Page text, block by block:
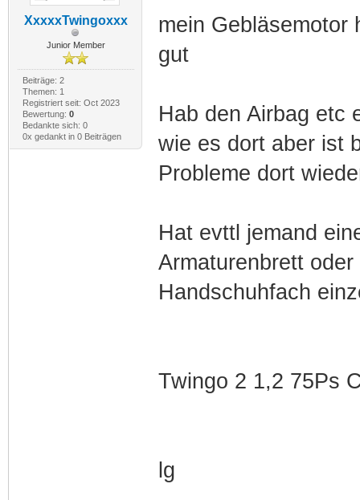
XxxxxTwingoxxx
Junior Member
Beiträge: 2
Themen: 1
Registriert seit: Oct 2023
Bewertung: 0
Bedankte sich: 0
0x gedankt in 0 Beiträgen
mein Gebläsemotor
gut
Hab den Airbag etc
wie es dort aber ist
Probleme dort
Hat evttl jemand
Armaturenbrett
Handschuhfach
Twingo 2 1,2 75Ps
lg